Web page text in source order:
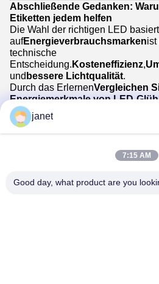
Abschließende Gedanken:
Etiketten jedem helfen
Die Wahl der richtigen LED basiert
aufEnergieverbrauchsmarkenist
technische
Entscheidung.Kosteneffizienz,
undbessere Lichtqualität.
Durch das ErlernenVergleichen
Energiemerkmale von LED-
Verständnis der
wasEinstufungen für die
Käufer können klügere, fundierte
janet
7:15 AM
Good day, what product are you